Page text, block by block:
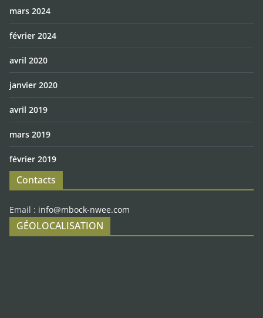
mars 2024
février 2024
avril 2020
janvier 2020
avril 2019
mars 2019
février 2019
Contacts
Email : info@mbock-nwee.com
GÉOLOCALISATION